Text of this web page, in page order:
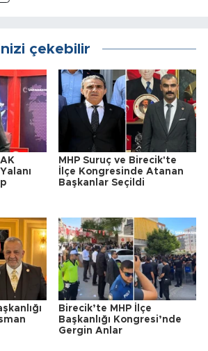
çekebilir
MHP Suruç ve Birecik'te
İlçe Kongresinde Atanan
Başkanlar Seçildi
Birecik’te MHP İlçe
Başkanlığı Kongresi’nde
Gergin Anlar